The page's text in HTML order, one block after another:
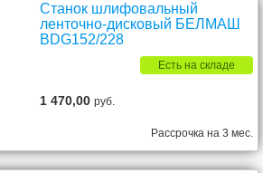
Станок шлифовальный
ленточно-дисковый БЕЛМАШ
BDG152/228
Есть на складе
1 470,00руб.
Рассрочка на 3 мес.